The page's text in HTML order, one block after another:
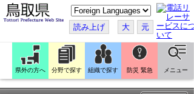
こ
の
ペ
ー
ジ
翻
訳
す
る
読み上げ 大 元
県外の方へ 分野で探す 組織で探す 防災 緊急 メニュー